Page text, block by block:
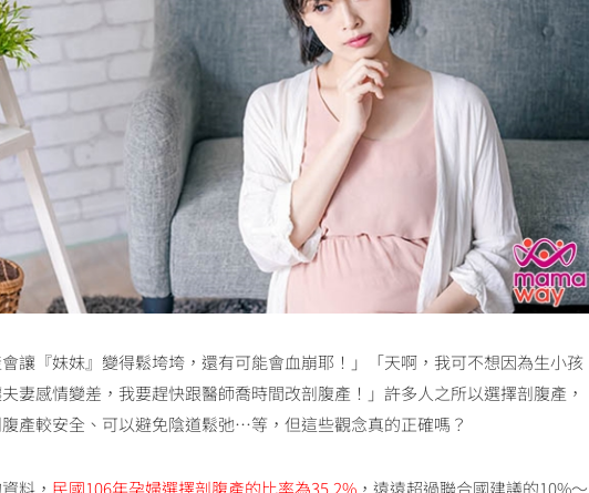
會讓『妹妹』變得鬆垮垮，還有可能會血崩耶！」「天啊，我可不想因為生小孩
妻感情變差，我要趕快跟醫師喬時間改剖腹產！」許多人之所以選擇剖腹產，
產較安全、可以避免陰道鬆弛…等，但這些觀念真的正確嗎？
料， 民國106年孕婦選擇剖腹產的比率為35.2% ，遠遠超過聯合國建議的10%～